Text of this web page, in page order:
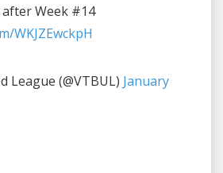
after Week #14
WKJZEwckpH
League (@VTBUL) January